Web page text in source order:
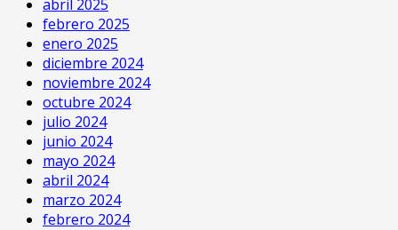
abril 2025
febrero 2025
enero 2025
diciembre 2024
noviembre 2024
octubre 2024
julio 2024
junio 2024
mayo 2024
abril 2024
marzo 2024
febrero 2024